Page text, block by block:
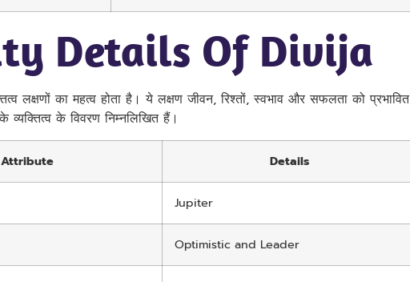
Details Of Divija
लक्षणों का महत्व होता है। ये लक्षण जीवन, रिश्तों, स्वभाव और सफलता को प्रभावित
के विवरण निम्नलिखित हैं।
Details
Jupiter
Optimistic and Leader